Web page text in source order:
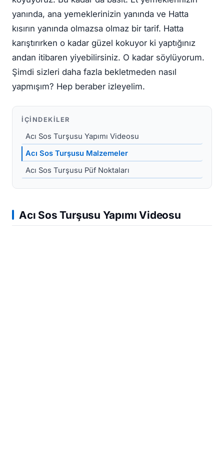
yanında, ana yemeklerinizin yanında ve Hatta
kısırın yanında olmazsa olmaz bir tarif. Hatta
karıştırırken o kadar güzel kokuyor ki yaptığınız
andan itibaren yiyebilirsiniz. O kadar söylüyorum.
Şimdi sizleri daha fazla bekletmeden nasıl
yapmışım? Hep beraber izleyelim.
İÇINDEKILER
Acı Sos Turşusu Yapımı Videosu
Acı Sos Turşusu Malzemeler
Acı Sos Turşusu Püf Noktaları
Acı Sos Turşusu Yapımı Videosu